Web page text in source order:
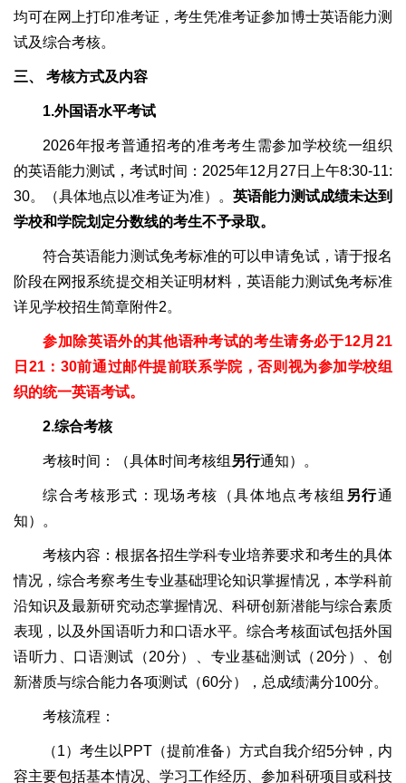
均可在网上打印准考证，考生凭准考证参加博士英语能力测
试及综合考核。
三、 考核方式及内容
1.外国语水平考试
2026年报考普通招考的准考考生需参加学校统一组织
的英语能力测试，考试时间：2025年12月27日上午8:30-11:
30。（具体地点以准考证为准）。 英语能力测试成绩未达到
学校和学院划定分数线的考生不予录取。
符合英语能力测试免考标准的可以申请免试，请于报名
阶段在网报系统提交相关证明材料，英语能力测试免考标准
详见学校招生简章附件2。
参加除英语外的其他语种考试的考生请务必于12月21
日21：30前通过邮件提前联系学院，否则视为参加学校组
织的统一英语考试。
2.综合考核
考核时间：（具体时间考核组 另行通知）。
综合考核形式：现场考核（具体地点考核组 另行通
知）。
考核内容：根据各招生学科专业培养要求和考生的具体
情况，综合考察考生专业基础理论知识掌握情况，本学科前
沿知识及最新研究动态掌握情况、科研创新潜能与综合素质
表现，以及外国语听力和口语水平。综合考核面试包括外国
语听力、口语测试（20分）、专业基础测试（20分）、创
新潜质与综合能力各项测试（60分），总成绩满分100分。
考核流程：
（1）考生以PPT（提前准备）方式自我介绍5分钟，内
容主要包括基本情况、学习工作经历、参加科研项目或科技